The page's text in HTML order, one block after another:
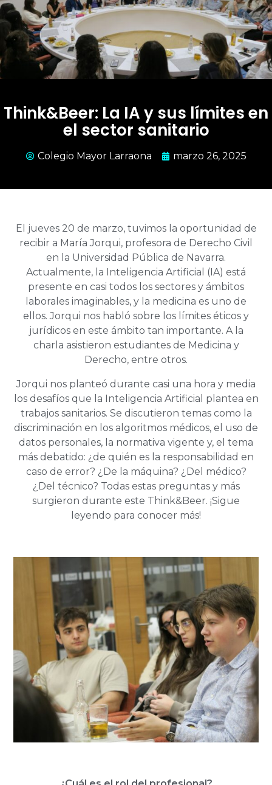
Think&Beer: La IA y sus límites en
el sector sanitario
Colegio Mayor Larraona marzo 26, 2025
El jueves 20 de marzo, tuvimos la oportunidad de
recibir a María Jorqui, profesora de Derecho Civil
en la Universidad Pública de Navarra.
Actualmente, la Inteligencia Artificial (IA) está
presente en casi todos los sectores y ámbitos
laborales imaginables, y la medicina es uno de
ellos. Jorqui nos habló sobre los límites éticos y
jurídicos en este ámbito tan importante. A la
charla asistieron estudiantes de Medicina y
Derecho, entre otros.
Jorqui nos planteó durante casi una hora y media
los desafíos que la Inteligencia Artificial plantea en
trabajos sanitarios. Se discutieron temas como la
discriminación en los algoritmos médicos, el uso de
datos personales, la normativa vigente y, el tema
más debatido: ¿de quién es la responsabilidad en
caso de error? ¿De la máquina? ¿Del médico?
¿Del técnico? Todas estas preguntas y más
surgieron durante este Think&Beer. ¡Sigue
leyendo para conocer más!